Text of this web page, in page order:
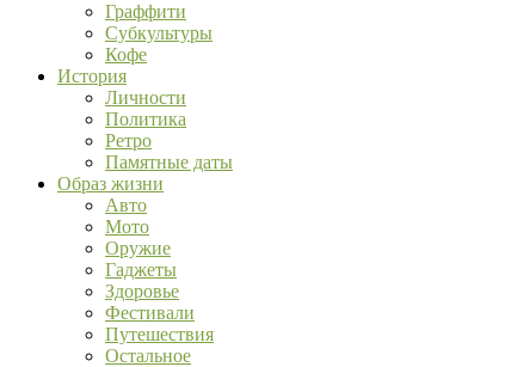
Граффити
Субкультуры
Кофе
История
Личности
Политика
Ретро
Памятные даты
Образ жизни
Авто
Мото
Оружие
Гаджеты
Здоровье
Фестивали
Путешествия
Остальное